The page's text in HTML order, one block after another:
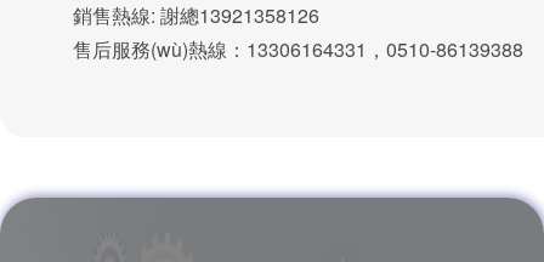
銷售熱線: 謝總13921358126
售后服務(wù)熱線：13306164331，0510-86139388